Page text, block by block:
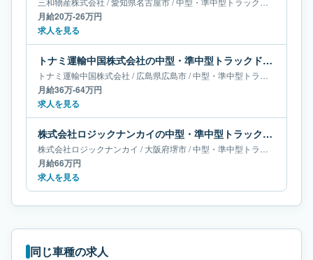
月給20万-26万円
求人を見る
トナミ運輸中国株式会社の中型・準中型トラックドライバー求人｜広島県広島市｜月給36万-64万円
トナミ運輸中国株式会社 /広島県広島市/中型・準中型トラックドライバー
月給36万-64万円
求人を見る
株式会社ロジックナンカイの中型・準中型トラックドライバー求人｜大阪府堺市｜月給66万円
株式会社ロジックナンカイ /大阪府堺市/中型・準中型トラックドライバー
月給66万円
求人を見る
同じ車種の求人